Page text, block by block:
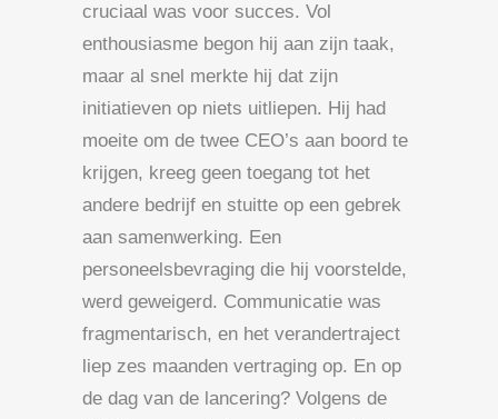
cruciaal was voor succes. Vol
enthousiasme begon hij aan zijn taak,
maar al snel merkte hij dat zijn
initiatieven op niets uitliepen. Hij had
moeite om de twee CEO’s aan boord te
krijgen, kreeg geen toegang tot het
andere bedrijf en stuitte op een gebrek
aan samenwerking. Een
personeelsbevraging die hij voorstelde,
werd geweigerd. Communicatie was
fragmentarisch, en het verandertraject
liep zes maanden vertraging op. En op
de dag van de lancering? Volgens de